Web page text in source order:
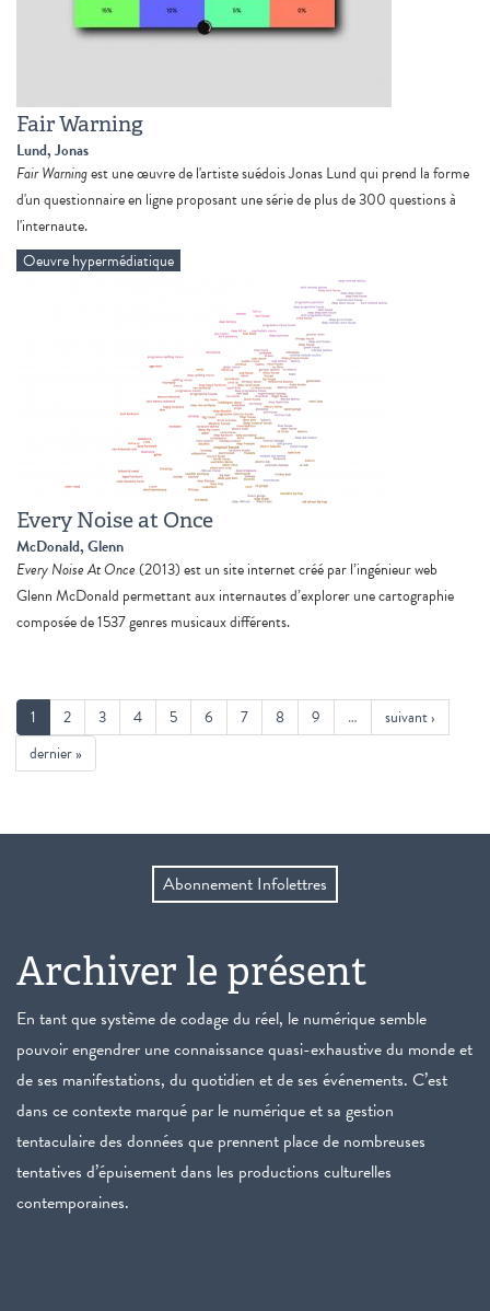
Fair Warning
Lund, Jonas
Fair Warningest une œuvre de l'artiste suédois Jonas Lund qui prend la forme
d'un questionnaire en ligne proposant une série de plus de 300 questions à
l'internaute.
Oeuvre hypermédiatique
Every Noise at Once
McDonald, Glenn
Every Noise At Once(2013) est un site internet créé par l’ingénieur web
Glenn McDonald permettant aux internautes d’explorer une cartographie
composée de 1537 genres musicaux différents.
1 2 3 4 5 6 7 8 9 …
suivant ›
dernier »
Abonnement Infolettres
Archiver le présent
En tant que système de codage du réel, le numérique semble
pouvoir engendrer une connaissance quasi-exhaustive du monde et
de ses manifestations, du quotidien et de ses événements. C’est
dans ce contexte marqué par le numérique et sa gestion
tentaculaire des données que prennent place de nombreuses
tentatives d’épuisement dans les productions culturelles
contemporaines.